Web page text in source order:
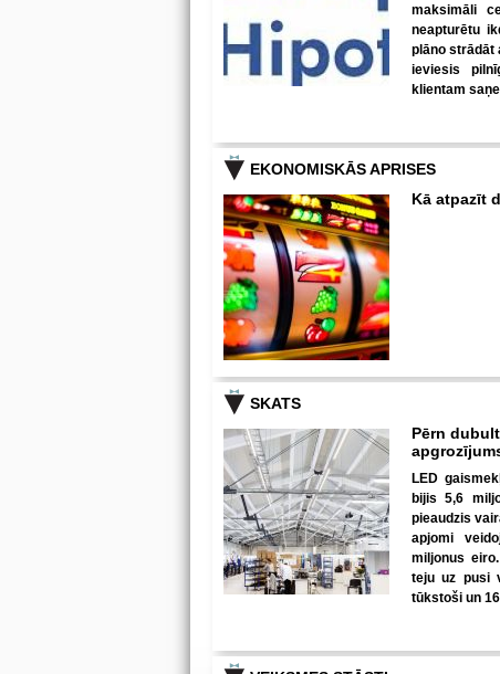
maksimāli
neapturētu
plāno strādāt
ieviesis
klientam
EKONOMISKĀS APRISES
Kā atpazīt
SKATS
Pērn
LED
bijis 5,6
pieaudzis
apjomi
miljonus
teju uz pusi
tūkstoši un